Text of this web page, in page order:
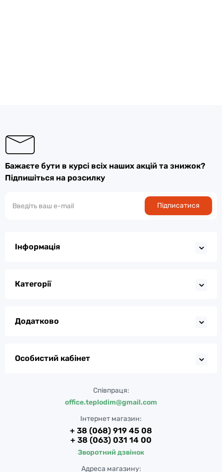
Бажаєте бути в курсі всіх наших акцій та знижок?
Підпишіться на розсилку
Підписатися
Інформація
Категорії
Додатково
Особистий кабінет
Співпраця:
office.teplodim@gmail.com
Інтернет магазин:
+ 38 (068) 919 45 08
+ 38 (063) 031 14 00
Зворотний дзвінок
Адреса магазину: